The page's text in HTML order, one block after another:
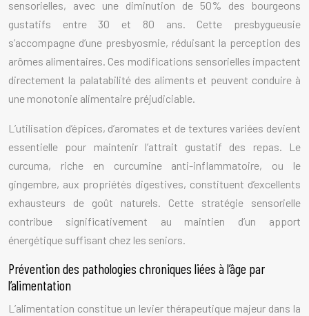
sensorielles, avec une diminution de 50% des bourgeons
gustatifs entre 30 et 80 ans. Cette presbygueusie
s’accompagne d’une presbyosmie, réduisant la perception des
arômes alimentaires. Ces modifications sensorielles impactent
directement la palatabilité des aliments et peuvent conduire à
une monotonie alimentaire préjudiciable.
L’utilisation d’épices, d’aromates et de textures variées devient
essentielle pour maintenir l’attrait gustatif des repas. Le
curcuma, riche en curcumine anti-inflammatoire, ou le
gingembre, aux propriétés digestives, constituent d’excellents
exhausteurs de goût naturels. Cette stratégie sensorielle
contribue significativement au maintien d’un apport
énergétique suffisant chez les seniors.
Prévention des pathologies chroniques liées à l’âge par
l’alimentation
L’alimentation constitue un levier thérapeutique majeur dans la